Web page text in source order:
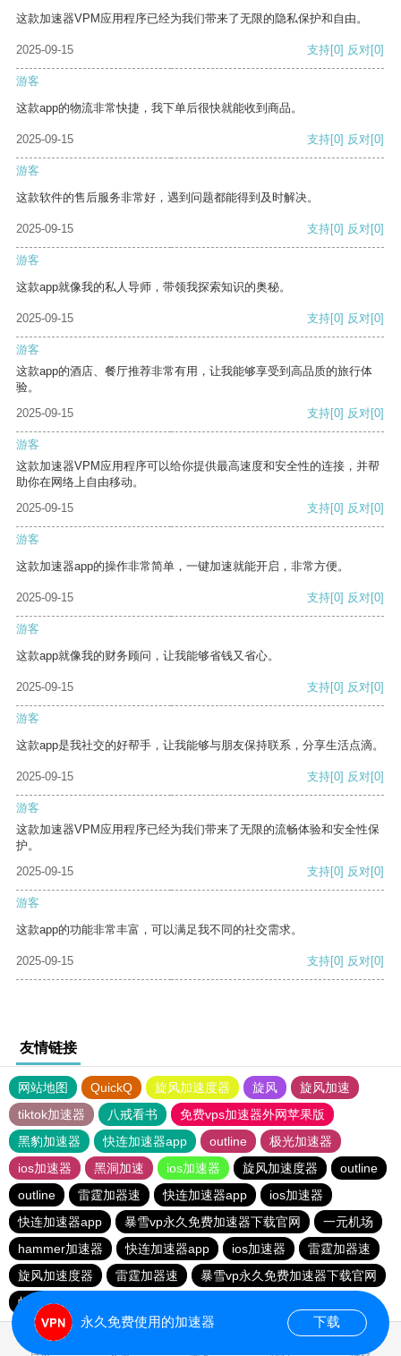
这款加速器VPM应用程序已经为我们带来了无限的隐私保护和自由。
2025-09-15 支持[0] 反对[0]
游客
这款app的物流非常快捷，我下单后很快就能收到商品。
2025-09-15 支持[0] 反对[0]
游客
这款软件的售后服务非常好，遇到问题都能得到及时解决。
2025-09-15 支持[0] 反对[0]
游客
这款app就像我的私人导师，带领我探索知识的奥秘。
2025-09-15 支持[0] 反对[0]
游客
这款app的酒店、餐厅推荐非常有用，让我能够享受到高品质的旅行体
验。
2025-09-15
支持[0] 反对[0]
游客
这款加速器VPM应用程序可以给你提供最高速度和安全性的连接，并帮
助你在网络上自由移动。
2025-09-15
支持[0] 反对[0]
游客
这款加速器app的操作非常简单，一键加速就能开启，非常方便。
2025-09-15 支持[0] 反对[0]
游客
这款app就像我的财务顾问，让我能够省钱又省心。
2025-09-15 支持[0] 反对[0]
游客
这款app是我社交的好帮手，让我能够与朋友保持联系，分享生活点滴。
2025-09-15 支持[0] 反对[0]
游客
这款加速器VPM应用程序已经为我们带来了无限的流畅体验和安全性保
护。
2025-09-15
支持[0] 反对[0]
游客
这款app的功能非常丰富，可以满足我不同的社交需求。
2025-09-15 支持[0] 反对[0]
友情链接
网站地图 QuickQ 旋风加速度器 旋风
旋风加速
tiktok加速器
八戒看书
免费vps加速器外网苹果版
黑豹加速器
快连加速器app outline
极光加速器
ios加速器
黑洞加速 ios加速器 旋风加速度器
outline
outline
雷霆加器速 快连加速器app
ios加速器
快连加速器app
暴雪vp永久免费加速器下载官网
一元机场
hammer加速器
快连加速器app ios加速器
雷霆加器速
旋风加速度器
雷霆加器速
暴雪vp永久免费加速器下载官网
蚂蚁加速npv下载官网ios
永久免费使用的加速器 下载